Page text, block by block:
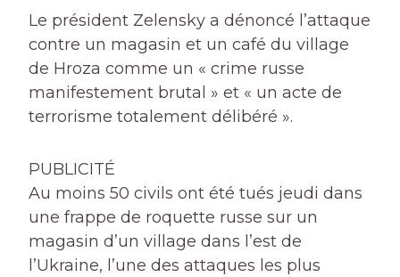
Le président Zelensky a dénoncé l’attaque
contre un magasin et un café du village
de Hroza comme un « crime russe
manifestement brutal » et « un acte de
terrorisme totalement délibéré ».
PUBLICITÉ
Au moins 50 civils ont été tués jeudi dans
une frappe de roquette russe sur un
magasin d’un village dans l’est de
l’Ukraine, l’une des attaques les plus